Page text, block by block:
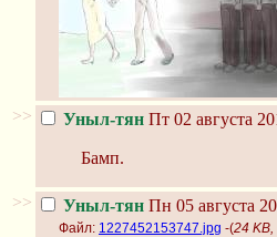
>> Уныл-тян Пт 02 августа
Бамп.
>> Уныл-тян Пн 05 августа
Файл: 1227452153747.jpg -(24